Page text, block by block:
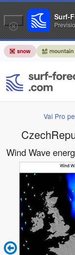
Vai Pro
Wind Wave
Surf-